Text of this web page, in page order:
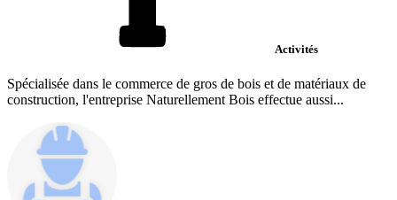
Activités
Spécialisée dans le commerce de gros de bois et de matériaux de
construction, l'entreprise Naturellement Bois effectue aussi...